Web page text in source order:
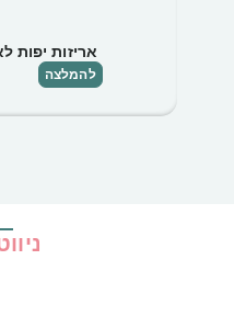
אריזות יפות
להמלצה